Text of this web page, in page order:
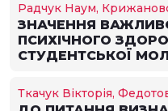
Радчук Наум,
ЗНАЧЕННЯ
ПСИХІЧНОГО
СТУДЕНТСЬКОЇ
Ткачук Вікторія,